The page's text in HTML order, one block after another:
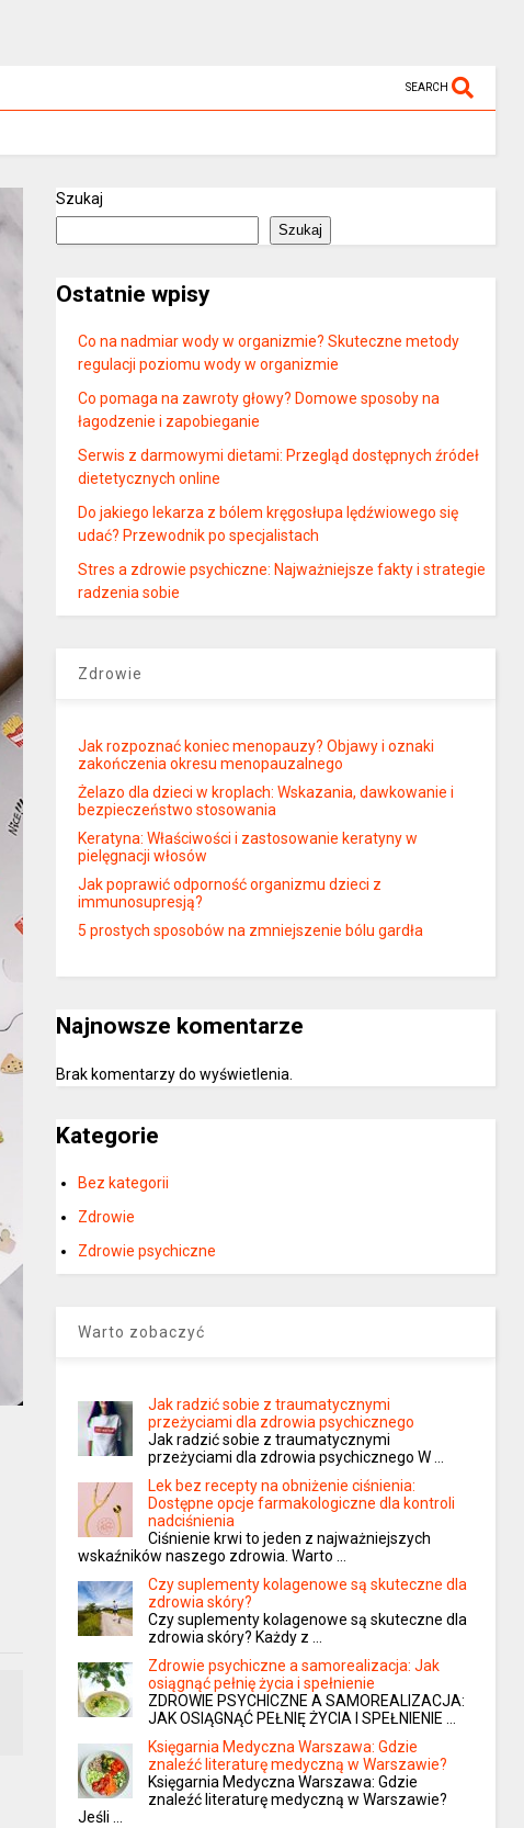
SEARCH
Szukaj
Szukaj
Ostatnie wpisy
Co na nadmiar wody w organizmie? Skuteczne metody
regulacji poziomu wody w organizmie
Co pomaga na zawroty głowy? Domowe sposoby na
łagodzenie i zapobieganie
Serwis z darmowymi dietami: Przegląd dostępnych źródeł
dietetycznych online
Do jakiego lekarza z bólem kręgosłupa lędźwiowego się
udać? Przewodnik po specjalistach
Stres a zdrowie psychiczne: Najważniejsze fakty i strategie
radzenia sobie
Zdrowie
Jak rozpoznać koniec menopauzy? Objawy i oznaki
zakończenia okresu menopauzalnego
Żelazo dla dzieci w kroplach: Wskazania, dawkowanie i
bezpieczeństwo stosowania
Keratyna: Właściwości i zastosowanie keratyny w
pielęgnacji włosów
Jak poprawić odporność organizmu dzieci z
immunosupresją?
5 prostych sposobów na zmniejszenie bólu gardła
Najnowsze komentarze
Brak komentarzy do wyświetlenia.
Kategorie
Bez kategorii
Zdrowie
Zdrowie psychiczne
Warto zobaczyć
Jak radzić sobie z traumatycznymi
przeżyciami dla zdrowia psychicznego
Jak radzić sobie z traumatycznymi
przeżyciami dla zdrowia psychicznego W …
Lek bez recepty na obniżenie ciśnienia:
Dostępne opcje farmakologiczne dla kontroli
nadciśnienia
Ciśnienie krwi to jeden z najważniejszych
wskaźników naszego zdrowia. Warto …
Czy suplementy kolagenowe są skuteczne dla
zdrowia skóry?
Czy suplementy kolagenowe są skuteczne dla
zdrowia skóry? Każdy z …
Zdrowie psychiczne a samorealizacja: Jak
osiągnąć pełnię życia i spełnienie
ZDROWIE PSYCHICZNE A SAMOREALIZACJA:
JAK OSIĄGNĄĆ PEŁNIĘ ŻYCIA I SPEŁNIENIE …
Księgarnia Medyczna Warszawa: Gdzie
znaleźć literaturę medyczną w Warszawie?
Księgarnia Medyczna Warszawa: Gdzie
znaleźć literaturę medyczną w Warszawie?
Jeśli …